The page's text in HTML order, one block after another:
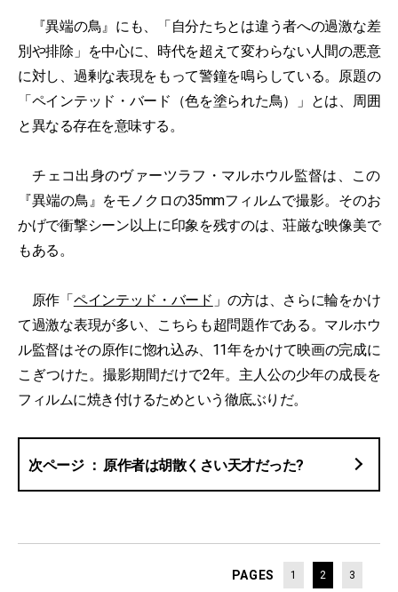
『異端の鳥』にも、「自分たちとは違う者への過激な差
別や排除」を中心に、時代を超えて変わらない人間の悪意
に対し、過剰な表現をもって警鐘を鳴らしている。原題の
「ペインテッド・バード（色を塗られた鳥）」とは、周囲
と異なる存在を意味する。
チェコ出身のヴァーツラフ・マルホウル監督は、この
『異端の鳥』をモノクロの35mmフィルムで撮影。そのお
かげで衝撃シーン以上に印象を残すのは、荘厳な映像美で
もある。
原作「ペインテッド・バード 」の方は、さらに輪をかけ
て過激な表現が多い、こちらも超問題作である。マルホウ
ル監督はその原作に惚れ込み、11年をかけて映画の完成に
こぎつけた。撮影期間だけで2年。主人公の少年の成長を
フィルムに焼き付けるためという徹底ぶりだ。
原作者は胡散くさい天才だった?
PAGES 1 2 3